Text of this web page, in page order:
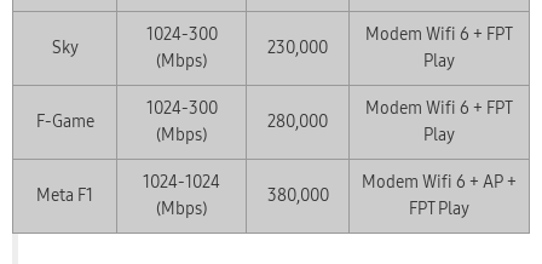
Sky
1024-300
(Mbps)
230,000
Modem Wifi 6 + FPT
Play
F-Game
1024-300
(Mbps)
280,000
Modem Wifi 6 + FPT
Play
Meta F1
1024-1024
(Mbps)
380,000
Modem Wifi 6 + AP +
FPT Play